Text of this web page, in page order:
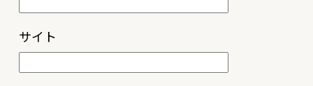
サイト